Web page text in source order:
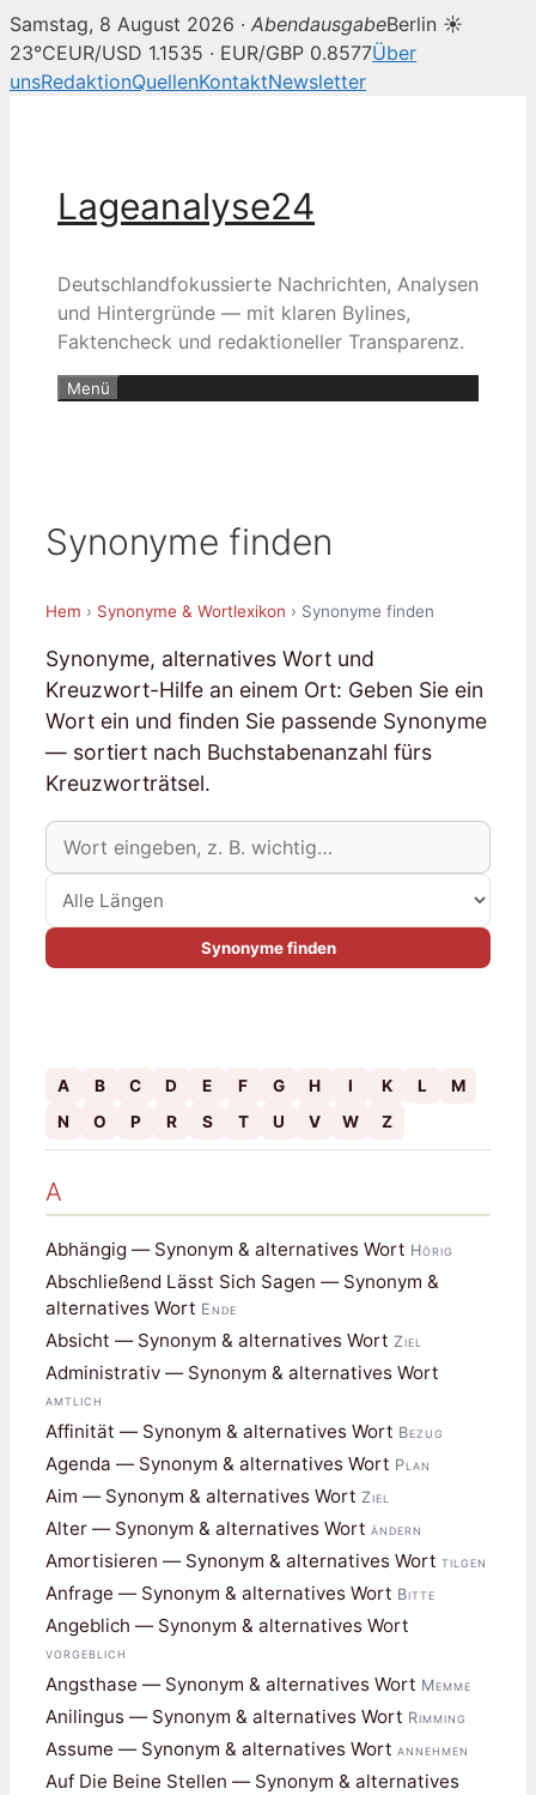
Samstag, 8 August 2026 · AbendausgabeBerlin ☀
23°CEUR/USD 1.1535 · EUR/GBP 0.8577Über
unsRedaktionQuellenKontaktNewsletter
Lageanalyse24
Deutschlandfokussierte Nachrichten, Analysen
und Hintergründe — mit klaren Bylines,
Faktencheck und redaktioneller Transparenz.
Menü
Synonyme finden
Hem › Synonyme & Wortlexikon › Synonyme finden
Synonyme, alternatives Wort und
Kreuzwort-Hilfe an einem Ort: Geben Sie ein
Wort ein und finden Sie passende Synonyme
— sortiert nach Buchstabenanzahl fürs
Kreuzworträtsel.
Synonyme finden
A B C D E F G H I K L
M
N
O P R S T U V W Z
A
Abhängig — Synonym & alternatives Wort Hörig
Abschließend Lässt Sich Sagen — Synonym &
alternatives Wort Ende
Absicht — Synonym & alternatives Wort Ziel
Administrativ — Synonym & alternatives Wort
amtlich
Affinität — Synonym & alternatives Wort Bezug
Agenda — Synonym & alternatives Wort Plan
Aim — Synonym & alternatives Wort Ziel
Alter — Synonym & alternatives Wort ändern
Amortisieren — Synonym & alternatives Wort tilgen
Anfrage — Synonym & alternatives Wort Bitte
Angeblich — Synonym & alternatives Wort
vorgeblich
Angsthase — Synonym & alternatives Wort Memme
Anilingus — Synonym & alternatives Wort Rimming
Assume — Synonym & alternatives Wort annehmen
Auf Die Beine Stellen — Synonym & alternatives